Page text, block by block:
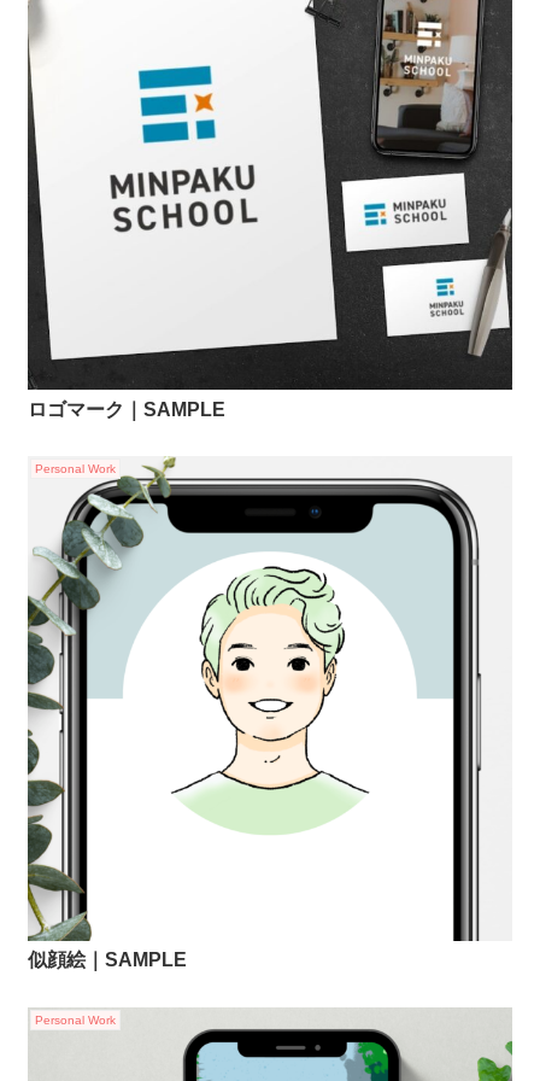
ロゴマーク｜SAMPLE
Personal Work
似顔絵｜SAMPLE
Personal Work